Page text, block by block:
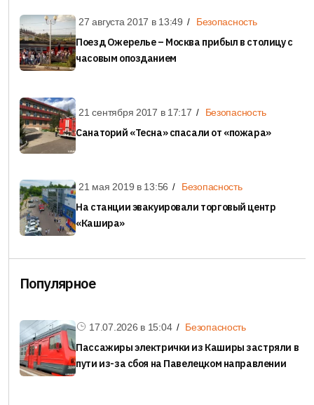
27 августа 2017 в 13:49 Безопасность
Поезд Ожерелье – Москва прибыл в столицу с
часовым опозданием
21 сентября 2017 в 17:17 Безопасность
Санаторий «Тесна» спасали от «пожара»
21 мая 2019 в 13:56 Безопасность
На станции эвакуировали торговый центр
«Кашира»
Популярное
17.07.2026 в 15:04 Безопасность
Пассажиры электрички из Каширы застряли в
пути из-за сбоя на Павелецком направлении